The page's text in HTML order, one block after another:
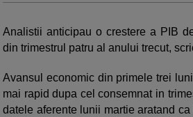
Analistii anticipau o crestere a PIB
din trimestrul patru al anului trecut,
Avansul economic din primele trei
mai rapid dupa cel consemnat in
datele aferente lunii martie aratand